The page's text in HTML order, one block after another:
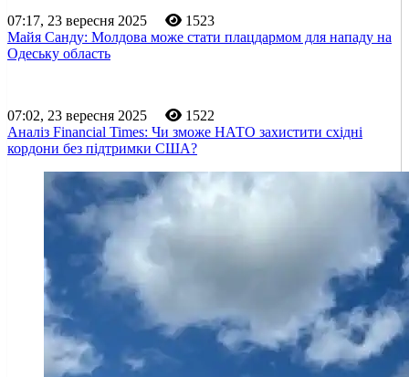
07:17, 23 вересня 2025
1523
Майя Санду: Молдова може стати плацдармом для нападу на
Одеську область
07:02, 23 вересня 2025
1522
Аналіз Financial Times: Чи зможе НАТО захистити східні
кордони без підтримки США?